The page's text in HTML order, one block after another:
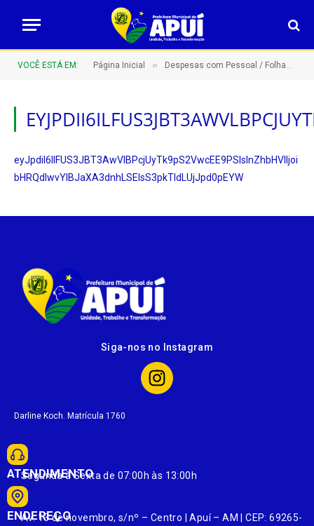
VOCÊ ESTÁ EM: Página Inicial » Despesas com Pessoal / Folhas de Pagamento
eyJpdiI6IlFUS3JBT3AwVlBPcjUyTk9pS2VwcEE9PSIsInZhbHVlIjoi
bHRQdlwvYlBJaXA3dnhLSElsS3pkTldLUjJpd0pEYW
Siga-nos no Instagram
Darline Koch. Matrícula 1760
ATENDIMENTO
Segunda à Sexta de 07:00h às 13:00h
ENDEREÇO
Av. 13 de novembro, s/nº – Centro | Apuí – AM | CEP: 69265-